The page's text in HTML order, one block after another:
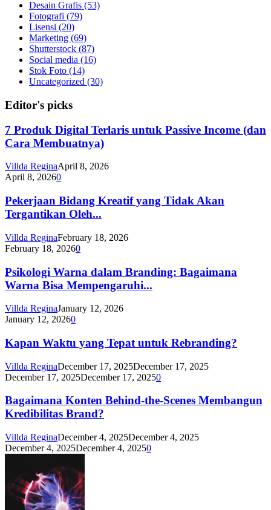
Desain Grafis (53)
Fotografi (79)
Lisensi (20)
Marketing (69)
Shutterstock (87)
Social media (16)
Stok Foto (14)
Uncategorized (30)
Editor's picks
7 Produk Digital Terlaris untuk Passive Income (dan
Cara Membuatnya)
Villda ReginaApril 8, 2026
April 8, 20260
Pekerjaan Bidang Kreatif yang Tidak Akan
Tergantikan Oleh...
Villda ReginaFebruary 18, 2026
February 18, 20260
Psikologi Warna dalam Branding: Bagaimana
Warna Bisa Mempengaruhi...
Villda ReginaJanuary 12, 2026
January 12, 20260
Kapan Waktu yang Tepat untuk Rebranding?
Villda ReginaDecember 17, 2025December 17, 2025
December 17, 2025December 17, 20250
Bagaimana Konten Behind-the-Scenes Membangun
Kredibilitas Brand?
Villda ReginaDecember 4, 2025December 4, 2025
December 4, 2025December 4, 20250